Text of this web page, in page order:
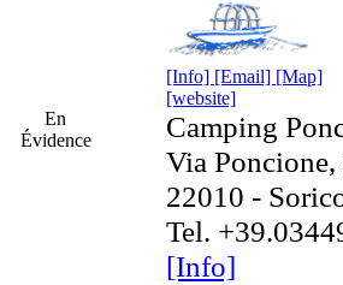
En
Évidence
[Info] [Email] [Map]
[website]
Camping
Via Poncione,
22010 -
Tel.
[Info]